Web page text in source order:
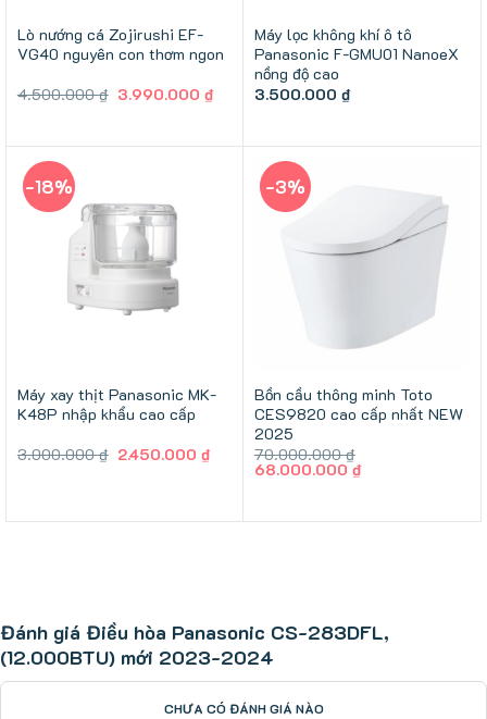
Lò nướng cá Zojirushi EF-
VG40 nguyên con thơm ngon
4.500.000₫ Giá
3.990.000₫
3.990.000 ₫.
Máy lọc không khí ô tô
Panasonic F-GMU01 NanoeX
nồng độ cao
3.500.000 ₫
-18%
Máy xay thịt Panasonic MK-
K48P nhập khẩu cao cấp
3.000.000₫ Giá
2.450.000₫
-3%
Bồn cầu thông minh Toto
CES9820 cao cấp nhất NEW
2025
70.000.000₫
Giá
68.000.000 ₫Giá
Đánh giá Điều hòa Panasonic CS-283DFL,
(12.000BTU) mới 2023-2024
CHƯA CÓ ĐÁNH GIÁ NÀO